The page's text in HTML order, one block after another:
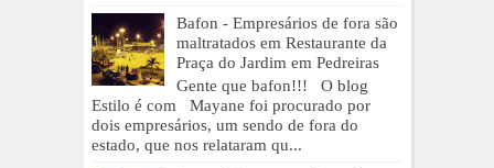
Bafon - Empresários de fora são
maltratados em Restaurante da
Praça do Jardim em Pedreiras
Gente que bafon!!! O blog
Estilo é com Mayane foi procurado por
dois empresários, um sendo de fora do
estado, que nos relataram qu...